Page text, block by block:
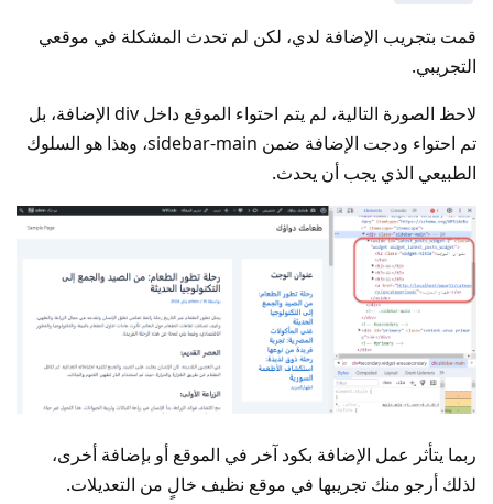
قمت بتجريب الإضافة لدي، لكن لم تحدث المشكلة في موقعي
التجريبي.
لاحظ الصورة التالية، لم يتم احتواء الموقع داخل div الإضافة، بل
تم احتواء ودجت الإضافة ضمن sidebar-main، وهذا هو السلوك
الطبيعي الذي يجب أن يحدث.
ربما يتأثر عمل الإضافة بكود آخر في الموقع أو بإضافة أخرى،
لذلك أرجو منك تجريبها في موقع نظيف خالٍ من التعديلات.